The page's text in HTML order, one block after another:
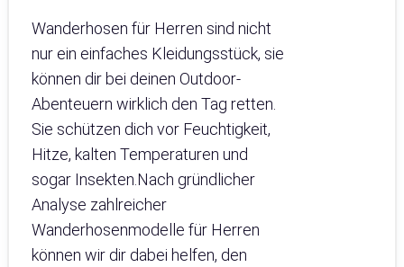
Wanderhosen für Herren sind nicht
nur ein einfaches Kleidungsstück, sie
können dir bei deinen Outdoor-
Abenteuern wirklich den Tag retten.
Sie schützen dich vor Feuchtigkeit,
Hitze, kalten Temperaturen und
sogar Insekten.Nach gründlicher
Analyse zahlreicher
Wanderhosenmodelle für Herren
können wir dir dabei helfen, den